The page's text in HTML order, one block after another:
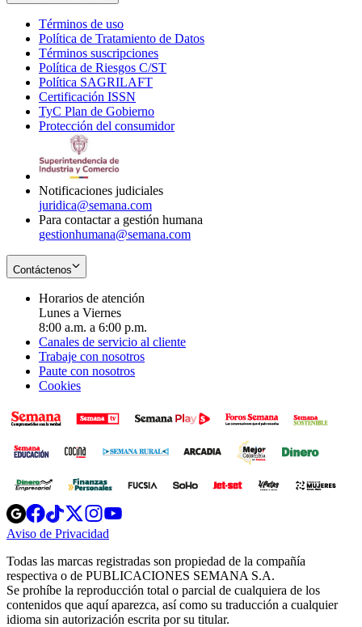
Términos de uso
in
new
window
Política de Tratamiento de Datos
Términos suscripciones
in
Política de Riesgos C/ST
Política SAGRILAFT
new
window
Certificación ISSN
in
new
TyC Plan de Gobierno
in
Protección del consumidorOpens
Notificaciones judiciales
juridica@semana.com
Para contactar a gestión humana
gestionhumana@semana.com
Contáctenos
Horarios de atención
Lunes a Viernes
8:00 a.m. a 6:00 p.m.
Canales de servicio al cliente
Trabaje con nosotros
Paute con nosotros
Cookies
Opens
in
new
Opens
in
new
Opens
in
new
window
Opens
new
windowwindow
Aviso de Privacidad
new
window
Todas las marcas registradas son propiedad de la compañía
respectiva o de PUBLICACIONES SEMANA S.A.
Se prohíbe la reproducción total o parcial de cualquiera de los
contenidos que aquí aparezca, así como su traducción a cualquier
idioma sin autorización escrita por su titular.